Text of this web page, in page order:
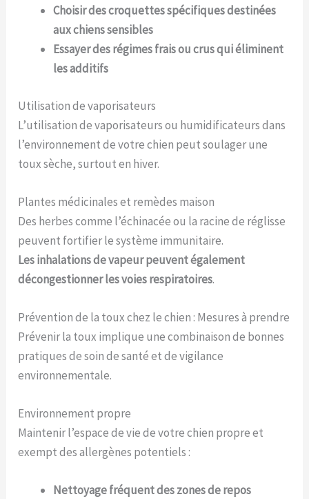
Choisir des croquettes spécifiques destinées
aux chiens sensibles
Essayer des régimes frais ou crus qui éliminent
les additifs
Utilisation de vaporisateurs
L’utilisation de vaporisateurs ou humidificateurs dans
l’environnement de votre chien peut soulager une
toux sèche, surtout en hiver.
Plantes médicinales et remèdes maison
Des herbes comme l’échinacée ou la racine de réglisse
peuvent fortifier le système immunitaire.
Les inhalations de vapeur peuvent également
décongestionner les voies respiratoires.
Prévention de la toux chez le chien : Mesures à prendre
Prévenir la toux implique une combinaison de bonnes
pratiques de soin de santé et de vigilance
environnementale.
Environnement propre
Maintenir l’espace de vie de votre chien propre et
exempt des allergènes potentiels :
Nettoyage fréquent des zones de repos